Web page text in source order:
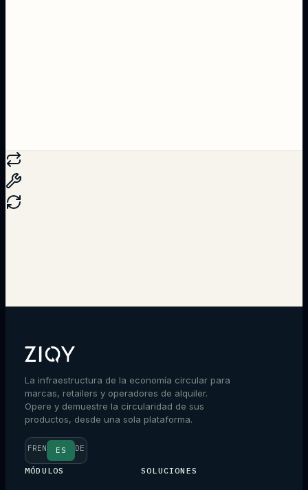
La infraestructura de la economía circular para
marcas, retailers y operadores de alquiler.
Opere y demuestre la circularidad de sus
productos, desde una sola plataforma.
FREN ES DE
MÓDULOS SOLUCIONES